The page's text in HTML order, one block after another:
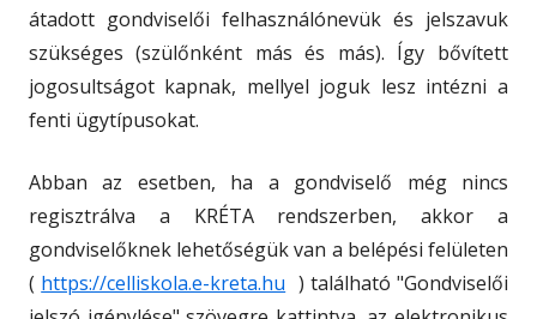
átadott gondviselői felhasználónevük és jelszavuk
szükséges (szülőnként más és más). Így bővített
jogosultságot kapnak, mellyel joguk lesz intézni a
fenti ügytípusokat.
Abban az esetben, ha a gondviselő még nincs
regisztrálva a KRÉTA rendszerben, akkor a
gondviselőknek lehetőségük van a belépési felületen
( https://celliskola.e-kreta.hu ) található "Gondviselői